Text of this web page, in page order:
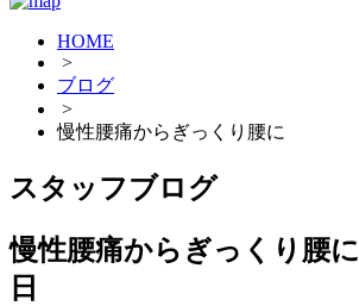
HOME
>
ブログ
>
慢性腰痛からぎっくり腰に
スタッフブログ
慢性腰痛からぎっくり腰に
日